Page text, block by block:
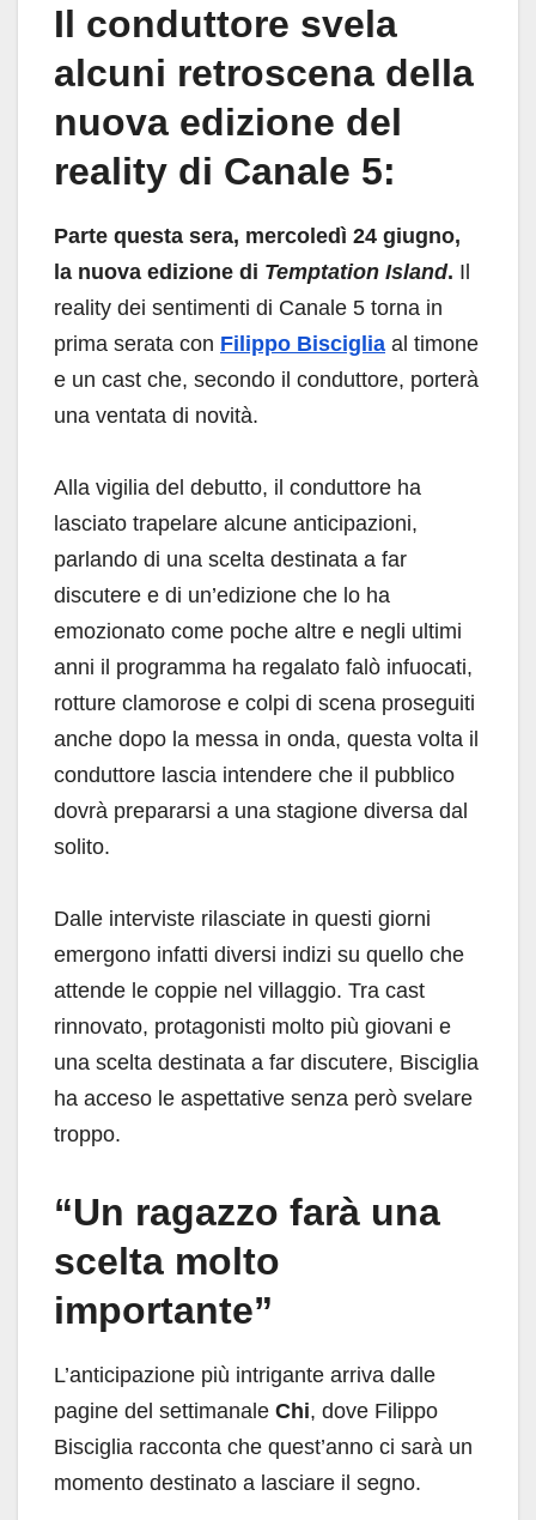
Il conduttore svela
alcuni retroscena della
nuova edizione del
reality di Canale 5:
Parte questa sera, mercoledì 24 giugno,
la nuova edizione di Temptation Island. Il
reality dei sentimenti di Canale 5 torna in
prima serata con Filippo Bisciglia al timone
e un cast che, secondo il conduttore, porterà
una ventata di novità.
Alla vigilia del debutto, il conduttore ha
lasciato trapelare alcune anticipazioni,
parlando di una scelta destinata a far
discutere e di un’edizione che lo ha
emozionato come poche altre e negli ultimi
anni il programma ha regalato falò infuocati,
rotture clamorose e colpi di scena proseguiti
anche dopo la messa in onda, questa volta il
conduttore lascia intendere che il pubblico
dovrà prepararsi a una stagione diversa dal
solito.
Dalle interviste rilasciate in questi giorni
emergono infatti diversi indizi su quello che
attende le coppie nel villaggio. Tra cast
rinnovato, protagonisti molto più giovani e
una scelta destinata a far discutere, Bisciglia
ha acceso le aspettative senza però svelare
troppo.
“Un ragazzo farà una
scelta molto
importante”
L’anticipazione più intrigante arriva dalle
pagine del settimanale Chi, dove Filippo
Bisciglia racconta che quest’anno ci sarà un
momento destinato a lasciare il segno.